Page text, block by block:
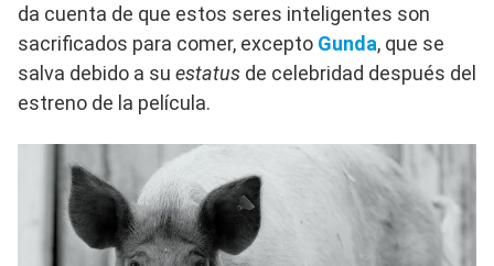
da cuenta de que estos seres inteligentes son
sacrificados para comer, excepto Gunda, que se
salva debido a su estatus de celebridad después del
estreno de la película.